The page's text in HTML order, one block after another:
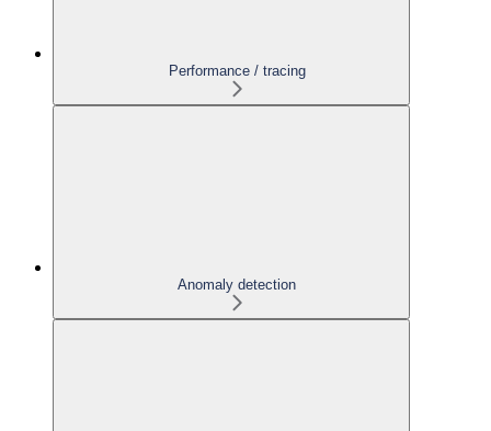
Performance / tracing
Anomaly detection